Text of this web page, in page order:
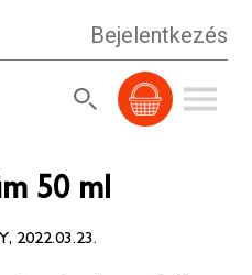
Bejelentkezés
50 ml
2022.03.23.